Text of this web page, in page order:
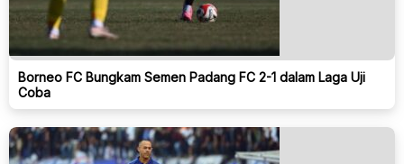
Borneo FC Bungkam Semen Padang FC 2-1 dalam Laga Uji
Coba